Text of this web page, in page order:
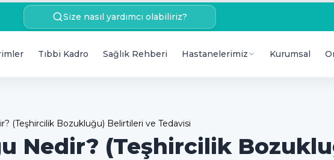
Size nasıl yardımcı olabiliriz?
Tıbbi Kadro Sağlık Rehberi Hastanelerimiz Kurumsal
(Teşhircilik Bozukluğu) Belirtileri ve Tedavisi
Nedir? (Teşhircilik